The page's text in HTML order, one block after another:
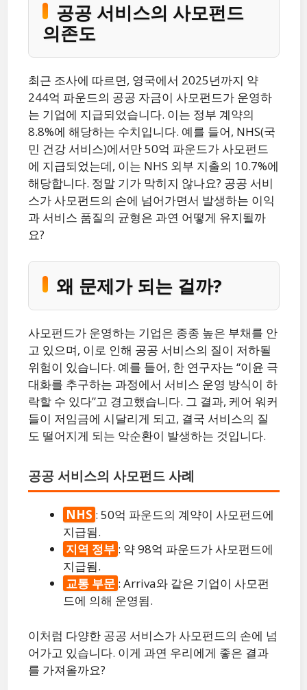
공공 서비스의 사모펀드
의존도
최근 조사에 따르면, 영국에서 2025년까지 약
244억 파운드의 공공 자금이 사모펀드가 운영하
는 기업에 지급되었습니다. 이는 정부 계약의
8.8%에 해당하는 수치입니다. 예를 들어, NHS(국
민 건강 서비스)에서만 50억 파운드가 사모펀드
에 지급되었는데, 이는 NHS 외부 지출의 10.7%에
해당합니다. 정말 기가 막히지 않나요? 공공 서비
스가 사모펀드의 손에 넘어가면서 발생하는 이익
과 서비스 품질의 균형은 과연 어떻게 유지될까
요?
왜 문제가 되는 걸까?
사모펀드가 운영하는 기업은 종종 높은 부채를 안
고 있으며, 이로 인해 공공 서비스의 질이 저하될
위험이 있습니다. 예를 들어, 한 연구자는 “이윤 극
대화를 추구하는 과정에서 서비스 운영 방식이 하
락할 수 있다”고 경고했습니다. 그 결과, 케어 워커
들이 저임금에 시달리게 되고, 결국 서비스의 질
도 떨어지게 되는 악순환이 발생하는 것입니다.
공공 서비스의 사모펀드 사례
NHS : 50억 파운드의 계약이 사모펀드에
지급됨.
지역 정부 : 약 98억 파운드가 사모펀드에
지급됨.
교통 부문 : Arriva와 같은 기업이 사모펀
드에 의해 운영됨.
이처럼 다양한 공공 서비스가 사모펀드의 손에 넘
어가고 있습니다. 이게 과연 우리에게 좋은 결과
를 가져올까요?